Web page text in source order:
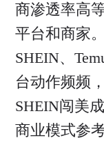
商渗透率高
平台和商家
SHEIN、
台动作频频
SHEIN闯美
商业模式参考